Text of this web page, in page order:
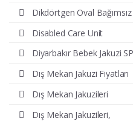
Dikdörtgen Oval
Disabled Care Unit
Diyarbakır Bebek Jakuzi
Dış Mekan Jakuzi Fiyatları
Dış Mekan Jakuzileri
Dış Mekan Jakuzileri,